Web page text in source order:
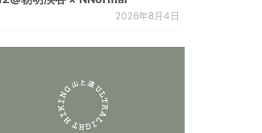
2026年8月4日